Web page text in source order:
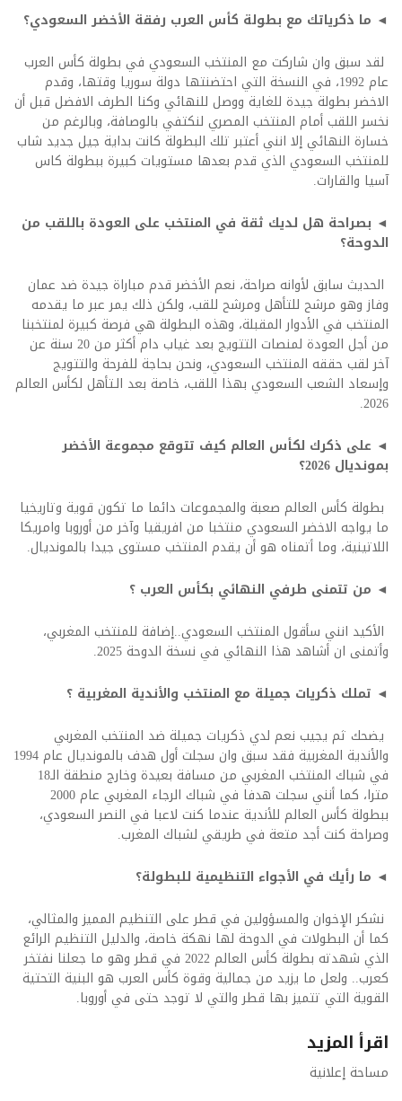
◄ ما ذكرياتك مع بطولة كأس العرب رفقة الأخضر السعودي؟
لقد سبق وان شاركت مع المنتخب السعودي في بطولة كأس العرب
عام 1992، في النسخة التي احتضنتها دولة سوريا وقتها، وقدم
الاخضر بطولة جيدة للغاية ووصل للنهائي وكنا الطرف الافضل قبل أن
نخسر اللقب أمام المنتخب المصري لنكتفي بالوصافة، وبالرغم من
خسارة النهائي إلا انني أعتبر تلك البطولة كانت بداية جيل جديد شاب
للمنتخب السعودي الذي قدم بعدها مستويات كبيرة ببطولة كاس
آسيا والقارات.
◄ بصراحة هل لديك ثقة في المنتخب على العودة باللقب من
الدوحة؟
الحديث سابق لأوانه صراحة، نعم الأخضر قدم مباراة جيدة ضد عمان
وفاز وهو مرشح للتأهل ومرشح للقب، ولكن ذلك يمر عبر ما يقدمه
المنتخب في الأدوار المقبلة، وهذه البطولة هي فرصة كبيرة لمنتخبنا
من أجل العودة لمنصات التتويج بعد غياب دام أكثر من 20 سنة عن
آخر لقب حققه المنتخب السعودي، ونحن بحاجة للفرحة والتتويج
وإسعاد الشعب السعودي بهذا اللقب، خاصة بعد الـتأهل لكأس العالم
2026.
◄ على ذكرك لكأس العالم كيف تتوقع مجموعة الأخضر
بمونديال 2026؟
بطولة كأس العالم صعبة والمجموعات دائما ما تكون قوية وتاريخيا
ما يواجه الاخضر السعودي منتخبا من افريقيا وآخر من أوروبا وامريكا
اللاتينية، وما أتمناه هو أن يقدم المنتخب مستوى جيدا بالمونديال.
◄ من تتمنى طرفي النهائي بكأس العرب ؟
الأكيد انني سأقول المنتخب السعودي..إضافة للمنتخب المغربي،
وأتمنى ان أشاهد هذا النهائي في نسخة الدوحة 2025.
◄ تملك ذكريات جميلة مع المنتخب والأندية المغربية ؟
يضحك ثم يجيب نعم لدي ذكريات جميلة ضد المنتخب المغربي
والأندية المغربية فقد سبق وان سجلت أول هدف بالمونديال عام 1994
في شباك المنتخب المغربي من مسافة بعيدة وخارج منطقة الـ18
مترا، كما أنني سجلت هدفا في شباك الرجاء المغربي عام 2000
ببطولة كأس العالم للأندية عندما كنت لاعبا في النصر السعودي،
وصراحة كنت أجد متعة في طريقي لشباك المغرب.
◄ ما رأيك في الأجواء التنظيمية للبطولة؟
نشكر الإخوان والمسؤولين في قطر على التنظيم المميز والمثالي،
كما أن البطولات في الدوحة لها نهكة خاصة، والدليل التنظيم الرائع
الذي شهدته بطولة كأس العالم 2022 في قطر وهو ما جعلنا نفتخر
كعرب.. ولعل ما يزيد من جمالية وقوة كأس العرب هو البنية التحتية
القوية التي تتميز بها قطر والتي لا توجد حتى في أوروبا.
اقرأ المزيد
مساحة إعلانية